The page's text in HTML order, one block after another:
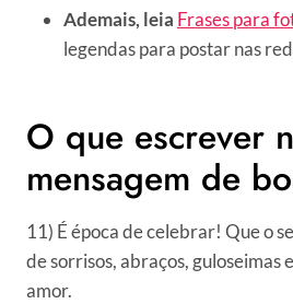
Ademais, leia Frases para
legendas para postar nas
O que escrever
mensagem de
11) É época de celebrar! Que o
de sorrisos, abraços, guloseimas
amor.